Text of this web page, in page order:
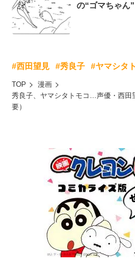
の“ゴマちゃん
#西田望見 #秀良子 #ヤマシタ
TOP
漫画
秀良子、ヤマシタトモコ…声優・西田
要）